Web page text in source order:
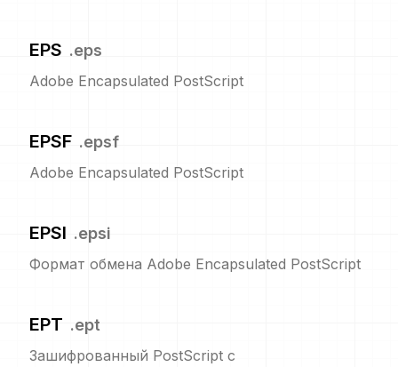
EPS .eps
Adobe Encapsulated PostScript
EPSF .epsf
Adobe Encapsulated PostScript
EPSI .epsi
Формат обмена Adobe Encapsulated PostScript
EPT .ept
Зашифрованный PostScript с